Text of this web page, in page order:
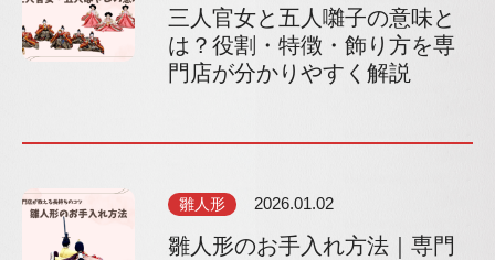
三人官女と五人囃子の意味と
は？役割・特徴・飾り方を専
門店が分かりやすく解説
雛人形 2026.01.02
雛人形のお手入れ方法｜専門